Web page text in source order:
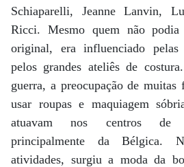
Schiaparelli, Jeanne Lanvin,
Ricci. Mesmo quem não
original, era influenciado pelas
pelos grandes ateliês de
guerra, a preocupação de muitas
usar roupas e maquiagem
atuavam nos centros de
principalmente da Bélgica.
atividades, surgiu a moda da